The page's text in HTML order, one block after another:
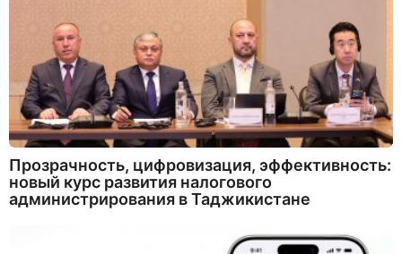
Прозрачность, цифровизация, эффективность:
новый курс развития налогового
администрирования в Таджикистане